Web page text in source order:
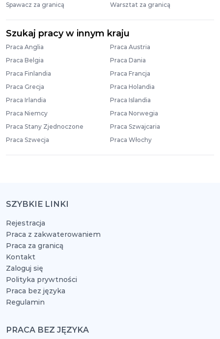
Spawacz za granicą
Warsztat za granicą
Szukaj pracy w innym kraju
Praca Anglia
Praca Austria
Praca Belgia
Praca Dania
Praca Finlandia
Praca Francja
Praca Grecja
Praca Holandia
Praca Irlandia
Praca Islandia
Praca Niemcy
Praca Norwegia
Praca Stany Zjednoczone
Praca Szwajcaria
Praca Szwecja
Praca Włochy
SZYBKIE LINKI
Rejestracja
Praca z zakwaterowaniem
Praca za granicą
Kontakt
Zaloguj się
Polityka prywtności
Praca bez języka
Regulamin
PRACA BEZ JĘZYKA